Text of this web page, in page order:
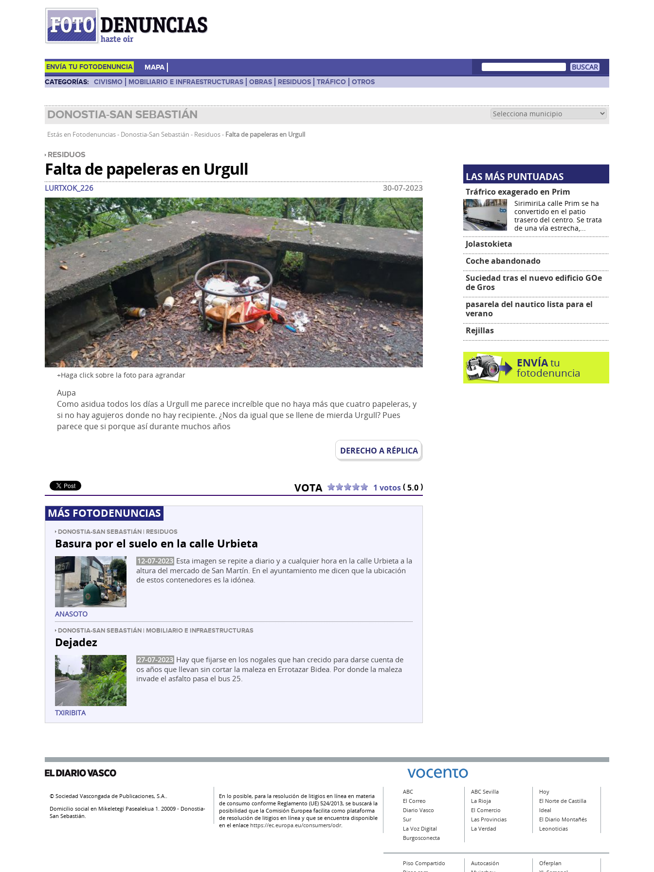
ENVÍA TU FOTODENUNCIA MAPA
CATEGORÍAS: CIVISMO MOBILIARIO E INFRAESTRUCTURAS OBRAS RESIDUOS TRÁFICO OTROS
DONOSTIA-SAN SEBASTIÁN
Estás en Fotodenuncias- Donostia-San Sebastián - Residuos- Falta de papeleras en Urgull
RESIDUOS
Falta de papeleras en Urgull
Haga click sobre la foto para agrandar
LURTXOK_226 30-07-2023
Aupa
Como asidua todos los días a Urgull me parece increíble que no haya más que cuatro papeleras, y
si no hay agujeros donde no hay recipiente. ¿Nos da igual que se llene de mierda Urgull? Pues
parece que si porque así durante muchos años
DERECHO A RÉPLICA
VOTA 1 votos(5.0)
MÁS FOTODENUNCIAS
DONOSTIA-SAN SEBASTIÁN | RESIDUOS
Basura por el suelo en la calle Urbieta
12-07-2023 Esta imagen se repite a diario y a cualquier hora en la calle Urbieta a la
altura del mercado de San Martín. En el ayuntamiento me dicen que la ubicación
de estos contenedores es la idónea.
ANASOTO
DONOSTIA-SAN SEBASTIÁN | MOBILIARIO E INFRAESTRUCTURAS
Dejadez
27-07-2023 Hay que fijarse en los nogales que han crecido para darse cuenta de
os años que llevan sin cortar la maleza en Errotazar Bidea. Por donde la maleza
invade el asfalto pasa el bus 25.
TXIRIBITA
LAS MÁS PUNTUADAS
Tráfrico exagerado en Prim
SirimiriLa calle Prim se ha
convertido en el patio
trasero del centro. Se trata
de una vía estrecha,...
Jolastokieta
Coche abandonado
Suciedad tras el nuevo edificio GOe
de Gros
pasarela del nautico lista para el
verano
Rejillas
ENVÍAtu
fotodenuncia
© Sociedad Vascongada de Publicaciones, S.A..
Domicilio social en Mikeletegi Pasealekua 1. 20009 - Donostia-
San Sebastián.
En lo posible, para la resolución de litigios en línea en materia
de consumo conforme Reglamento (UE) 524/2013, se buscará la
posibilidad que la Comisión Europea facilita como plataforma
de resolución de litigios en línea y que se encuentra disponible
en el enlace https://ec.europa.eu/consumers/odr.
ABC ABC Sevilla
Hoy
El Correo
La Rioja
El Norte de Castilla
Diario Vasco
El Comercio
Ideal
Sur
Las Provincias
El Diario Montañés
La Voz Digital
La Verdad
Leonoticias
Burgosconecta
Piso Compartido Autocasión
Oferplan